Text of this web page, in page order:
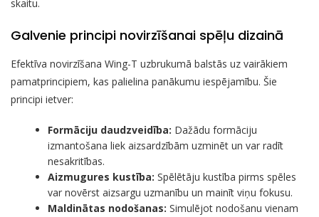
skaitu.
Galvenie principi novirzīšanai spēļu dizainā
Efektīva novirzīšana Wing-T uzbrukumā balstās uz vairākiem
pamatprincipiem, kas palielina panākumu iespējamību. Šie
principi ietver:
Formāciju daudzveidība: Dažādu formāciju
izmantošana liek aizsardzībām uzminēt un var radīt
nesakritības.
Aizmugures kustība: Spēlētāju kustība pirms spēles
var novērst aizsargu uzmanību un mainīt viņu fokusu.
Maldinātas nodošanas: Simulējot nodošanu vienam